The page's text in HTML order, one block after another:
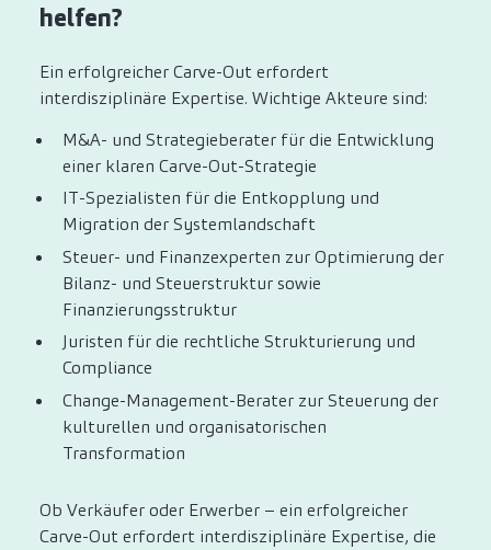
helfen?
Ein erfolgreicher Carve-Out erfordert
interdisziplinäre Expertise. Wichtige Akteure sind:
M&A- und Strategieberater für die Entwicklung
einer klaren Carve-Out-Strategie
IT-Spezialisten für die Entkopplung und
Migration der Systemlandschaft
Steuer- und Finanzexperten zur Optimierung der
Bilanz- und Steuerstruktur sowie
Finanzierungsstruktur
Juristen für die rechtliche Strukturierung und
Compliance
Change-Management-Berater zur Steuerung der
kulturellen und organisatorischen
Transformation
Ob Verkäufer oder Erwerber – ein erfolgreicher
Carve-Out erfordert interdisziplinäre Expertise, die